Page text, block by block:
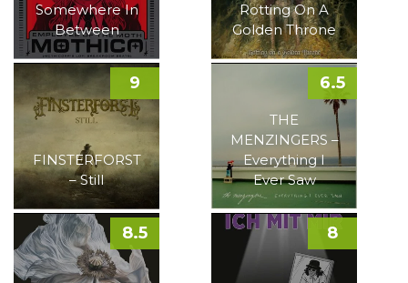
Somewhere In
Between
Rotting On A
Golden Throne
FINSTERFORST
– Still
9
THE
MENZINGERS –
Everything I
Ever Saw
6.5
8.5 8